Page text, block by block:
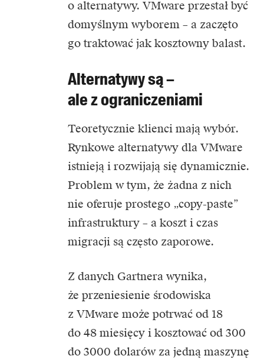
o alternatywy. VMware przestał być
domyślnym wyborem – a zaczęto
go traktować jak kosztowny balast.
Alternatywy są –
ale z ograniczeniami
Teoretycznie klienci mają wybór.
Rynkowe alternatywy dla VMware
istnieją i rozwijają się dynamicznie.
Problem w tym, że żadna z nich
nie oferuje prostego „copy-paste”
infrastruktury – a koszt i czas
migracji są często zaporowe.
Z danych Gartnera wynika,
że przeniesienie środowiska
z VMware może potrwać od 18
do 48 miesięcy i kosztować od 300
do 3000 dolarów za jedną maszynę